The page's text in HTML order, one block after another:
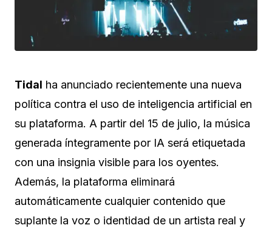
Tidal ha anunciado recientemente una nueva
política contra el uso de inteligencia artificial en
su plataforma. A partir del 15 de julio, la música
generada íntegramente por IA será etiquetada
con una insignia visible para los oyentes.
Además, la plataforma eliminará
automáticamente cualquier contenido que
suplante la voz o identidad de un artista real y